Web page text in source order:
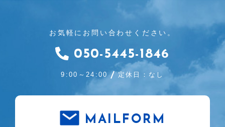
MAILFORM
お気軽にお問い合わせください。
050-5445-1846
9:00～24:00 定休日：なし